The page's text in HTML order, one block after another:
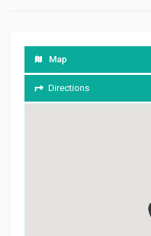
Map
Directions